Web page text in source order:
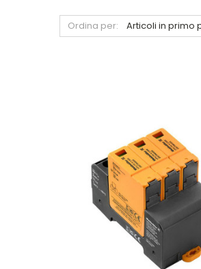
Ordina per: